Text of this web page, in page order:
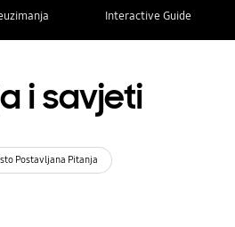
Interactive Guide
i savjeti
Postavljana Pitanja